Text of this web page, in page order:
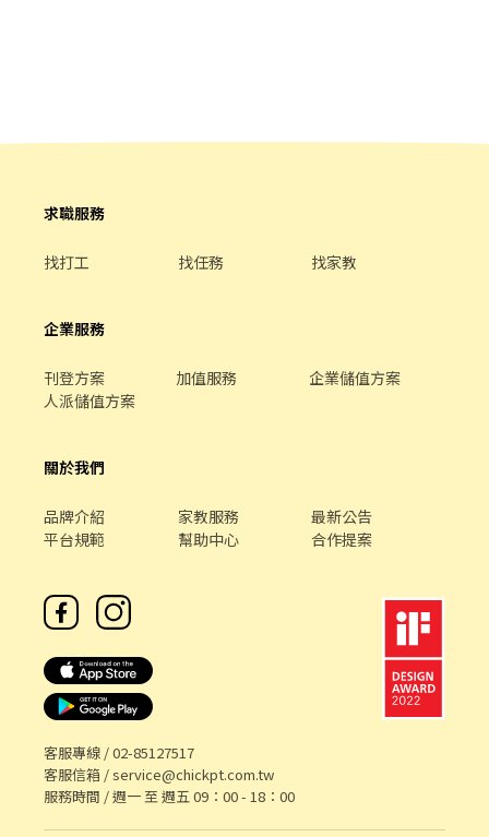
⚠️需有機車⚠️ 🌸工作內容🌸 1. 包裹收寄、搬運、盤點、理貨、上架
合鄰近有人店門市支援 【提供完整教育訓練及店面實習】 🌸工作時
08:30-13:30 (可自選) 晚班：17:30-23:30 夜班：23:30-03:30 假日
貼+20元▸時薪$224-259元 夜班時薪津貼+40元▸時薪$244-269元 🌸
🌸上班地點🌸 新竹北新 - 智取店▸新竹市北區北新街 新竹四維 - 智取
店▸新竹市北區四維路 (HD門市，免支援) 新竹湳中 - 智取店▸新竹市
竹慈雲 - 智取店▸新竹市東區慈雲路 新竹鐵道 - 智取店▸新竹市東區
鐵 - 智取店▸新竹縣竹北市高鐵三街 竹北科大 - 智取店▸新竹縣竹北
市科大一路 竹東站前 - 智取店▸新竹縣竹東鎮北興路一段 芎林文山 -
新竹縣新豐鄉松柏街 關西正義 - 智取店▸新竹縣關西鎮正義路 ★★
夜班缺額門市★★ 新竹虎林 - 智取店▸新竹市北區延平路一段 竹東
中豐 - 智取店▸新竹縣竹東鎮中豐路二段 芎林文山 - 智取店▸新竹縣
芎林鄉文山路 湖口中山 - 智取店▸新竹縣湖口鄉中山路二段 新豐松
柏 - 智取店▸新竹縣新豐鄉松柏街 🚨🚨門市缺額每日會有變動，主要
缺額以面試當天為準😊 ▁▁▁▁▁▁▁▁▁▁▁▁▁▁▁▁▁▁▁
🚨預約面試♡快速安排👉https://lin.ee/OUI2Tm1 ♡截圖職缺文♡
私訊留下 ⌜姓名✚電話✚地區⌟♡ 📞諮詢電話：0908-925-796📲
𝐊𝐞𝐥𝐥𝐲📞 ▸電話未接請加𝐋𝐈𝐍𝐄並留言，訊息必回覆◂ ⭕️免費諮詢⭕️安
求職服務
找打工 找任務 找家教
企業服務
刊登方案 加值服務
企業儲值方案
人派儲值方案
關於我們
品牌介紹 家教服務
最新公告
平台規範
幫助中心 合作提案
客服專線 /02-85127517
客服信箱 /service@chickpt.com.tw
服務時間 / 週一 至 週五 09：00 - 18：00